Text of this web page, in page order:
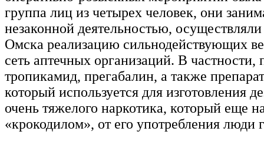
группа лиц из четырех человек, они
незаконной деятельностью,
Омска реализацию сильнодействующих
сеть аптечных организаций. В частности,
тропикамид, прегабалин, а также
который используется для изготовления
очень тяжелого наркотика, который еще
«крокодилом», от его употребления люди